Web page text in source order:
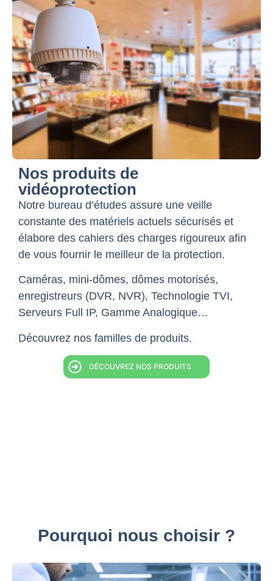
Nos produits de
vidéoprotection
Notre bureau d’études assure une veille
constante des matériels actuels sécurisés et
élabore des cahiers des charges rigoureux afin
de vous fournir le meilleur de la protection.
Caméras, mini-dômes, dômes motorisés,
enregistreurs (DVR, NVR), Technologie TVI,
Serveurs Full IP, Gamme Analogique…
Découvrez nos familles de produits.
DÉCOUVREZ NOS PRODUITS
Pourquoi nous choisir ?